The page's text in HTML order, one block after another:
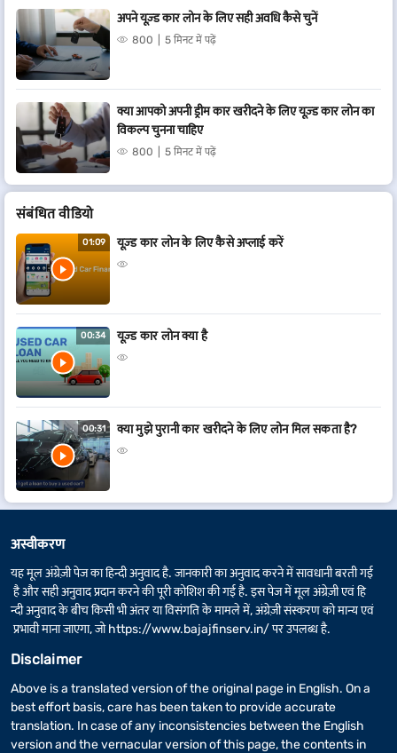
अपने यूज़्ड कार लोन के लिए सही अवधि कैसे चुनें
800 5 मिनट में पढ़ें
क्या आपको अपनी ड्रीम कार खरीदने के लिए यूज़्ड कार लोन का
विकल्प चुनना चाहिए
800 5 मिनट में पढ़ें
संबंधित वीडियो
01:09 यूज़्ड कार लोन के लिए कैसे अप्लाई करें
00:34 यूज़्ड कार लोन क्या है
00:31 क्या मुझे पुरानी कार खरीदने के लिए लोन मिल सकता है?
अस्वीकरण
यह मूल अंग्रेज़ी पेज का हिन्दी अनुवाद है. जानकारी का अनुवाद करने में सावधानी बरती गई
है और सही अनुवाद प्रदान करने की पूरी कोशिश की गई है. इस पेज में मूल अंग्रेज़ी एवं हि
न्दी अनुवाद के बीच किसी भी अंतर या विसंगति के मामले में, अंग्रेज़ी संस्करण को मान्य एवं
प्रभावी माना जाएगा, जोhttps://www.bajajfinserv.in/पर उपलब्ध है.
Disclaimer
Above is a translated version of the original page in English. On a
best effort basis, care has been taken to provide accurate
translation. In case of any inconsistencies between the English
version and the vernacular version of this page, the contents in